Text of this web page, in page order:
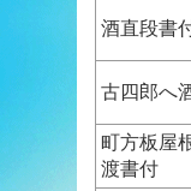
酒直段書
古四郎へ
町方板屋
渡書付